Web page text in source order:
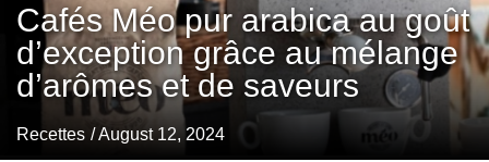
Cafés Méo pur arabica au goût
d’exception grâce au mélange
d’arômes et de saveurs
Recettes / August 12, 2024